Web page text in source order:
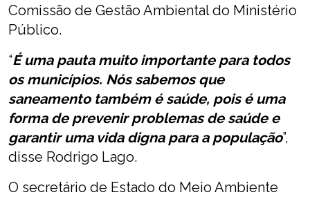
Comissão de Gestão Ambiental do Ministério
Público.
“É uma pauta muito importante para todos
os municípios. Nós sabemos que
saneamento também é saúde, pois é uma
forma de prevenir problemas de saúde e
garantir uma vida digna para a população”,
disse Rodrigo Lago.
O secretário de Estado do Meio Ambiente